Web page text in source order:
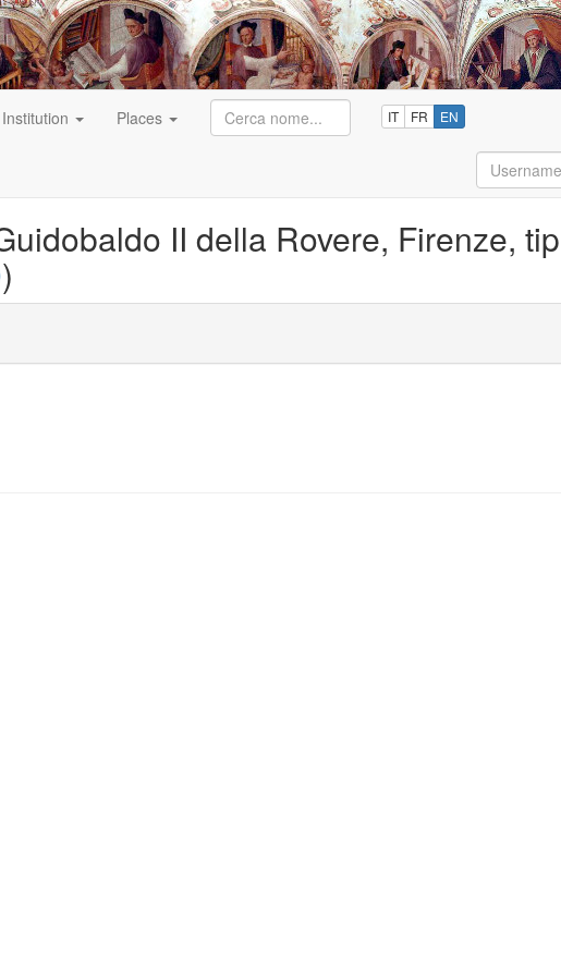
Institution Places IT FR EN
Username
II della Rovere, Firenze,
)